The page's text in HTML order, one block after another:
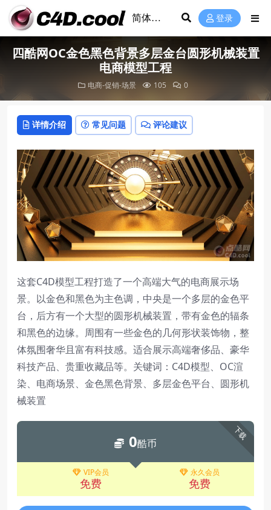
登录
四酷网OC金色黑色背景多层金台圆形机械装置
电商模型工程
电商-促销-场景 105 0
详情介绍 常见问题 评论建议
这套C4D模型工程打造了一个高端大气的电商展示场
景。以金色和黑色为主色调，中央是一个多层的金色平
台，后方有一个大型的圆形机械装置，带有金色的辐条
和黑色的边缘。周围有一些金色的几何形状装饰物，整
体氛围奢华且富有科技感。适合展示高端奢侈品、豪华
科技产品、贵重收藏品等。关键词：C4D模型、OC渲
染、电商场景、金色黑色背景、多层金色平台、圆形机
械装置
下载
0酷币
VIP会员
免费
永久会员
免费